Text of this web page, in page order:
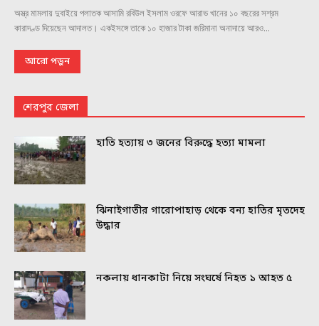
অস্ত্র মামলায় দুবাইয়ে পলাতক আসামি রবিউল ইসলাম ওরফে আরাভ খানের ১০ বছরের সশ্রম
কারাদণ্ড দিয়েছেন আদালত। একইসঙ্গে তাকে ১০ হাজার টাকা জরিমানা অনাদায়ে আরও...
আরো পড়ুন
শেরপুর জেলা
হাতি হত্যায় ৩ জনের বিরুদ্ধে হত্যা মামলা
ঝিনাইগাতীর গারোপাহাড় থেকে বন্য হাতির মৃতদেহ
উদ্ধার
নকলায় ধানকাটা নিয়ে সংঘর্ষে নিহত ১ আহত ৫